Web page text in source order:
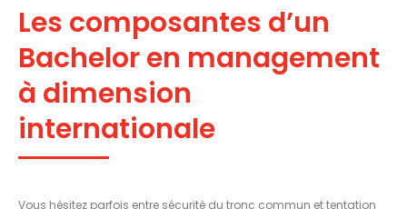
Les composantes d’un
Bachelor en management
à dimension
internationale
Vous hésitez parfois entre sécurité du tronc commun et tentation